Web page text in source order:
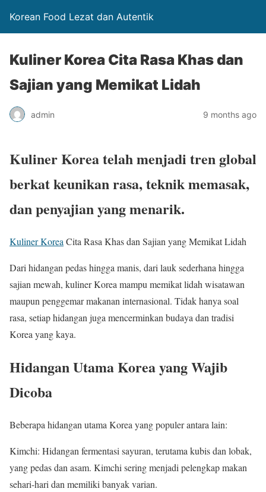
Korean Food Lezat dan Autentik
Kuliner Korea Cita Rasa Khas dan
Sajian yang Memikat Lidah
admin 9 months ago
Kuliner Korea telah menjadi tren global
berkat keunikan rasa, teknik memasak,
dan penyajian yang menarik.
Kuliner Korea Cita Rasa Khas dan Sajian yang Memikat Lidah
Dari hidangan pedas hingga manis, dari lauk sederhana hingga
sajian mewah, kuliner Korea mampu memikat lidah wisatawan
maupun penggemar makanan internasional. Tidak hanya soal
rasa, setiap hidangan juga mencerminkan budaya dan tradisi
Korea yang kaya.
Hidangan Utama Korea yang Wajib
Dicoba
Beberapa hidangan utama Korea yang populer antara lain:
Kimchi: Hidangan fermentasi sayuran, terutama kubis dan lobak,
yang pedas dan asam. Kimchi sering menjadi pelengkap makan
sehari-hari dan memiliki banyak varian.